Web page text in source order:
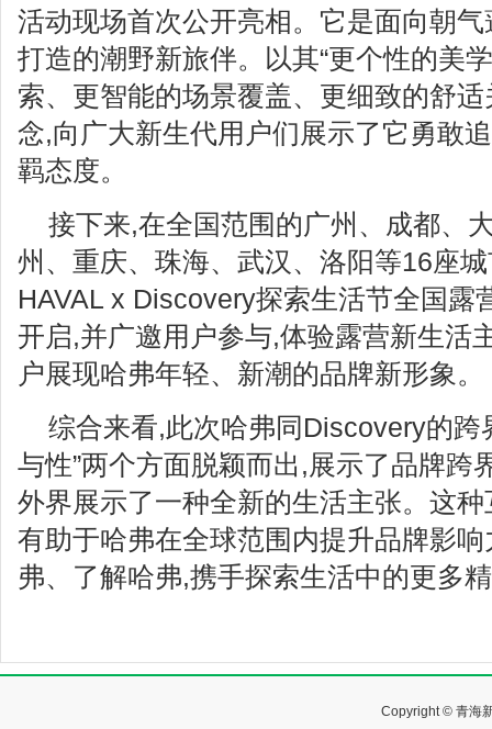
活动现场首次公开亮相。它是面向朝
打造的潮野新旅伴。以其“更个性的美
索、更智能的场景覆盖、更细致的舒适
念,向广大新生代用户们展示了它勇敢
羁态度。
接下来,在全国范围的广州、成都、
州、重庆、珠海、武汉、洛阳等16座
HAVAL x Discovery探索生活节全国露
开启,并广邀用户参与,体验露营新生活
户展现哈弗年轻、新潮的品牌新形象。
综合来看,此次哈弗同Discovery的跨
与性”两个方面脱颖而出,展示了品牌跨
外界展示了一种全新的生活主张。这
有助于哈弗在全球范围内提升品牌影
弗、了解哈弗,携手探索生活中的更多
Copyright © 青海